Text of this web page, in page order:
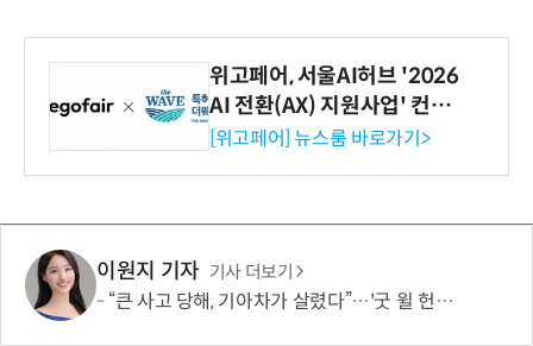
위고페어, 서울AI허브 '2026
AI 전환(AX) 지원사업' 컨소
시엄 선정
[위고페어] 뉴스룸 바로가기>
이원지 기자 기사 더보기
“큰 사고 당해, 기아차가 살렸다”…'굿 윌 헌팅' 여배우, “360도 에어백 굿”